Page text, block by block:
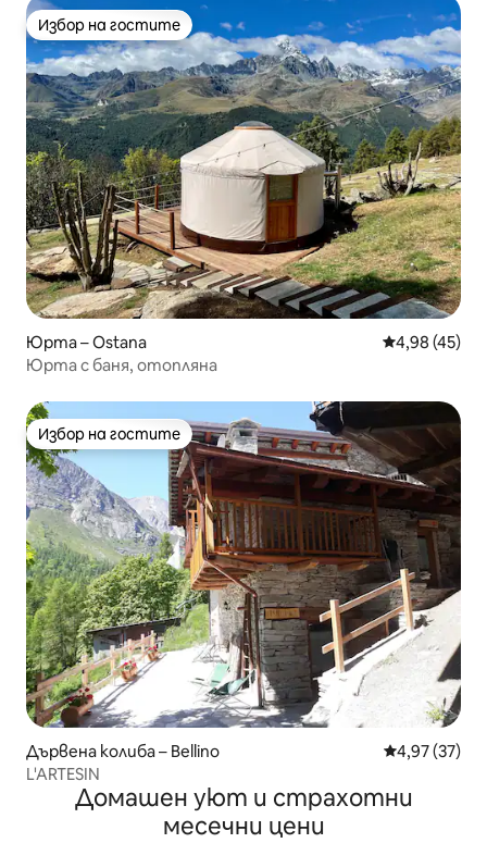
Избор на гостите
Избор на гостите
Юрта – Ostana Средна
4,98 (45)
Юрта с баня, отопляна
Избор на гостите
Избор на гостите
Дървена колиба – Bellino Средна
4,97 (37)
L'ARTESIN
Домашен уют и страхотни
месечни цени